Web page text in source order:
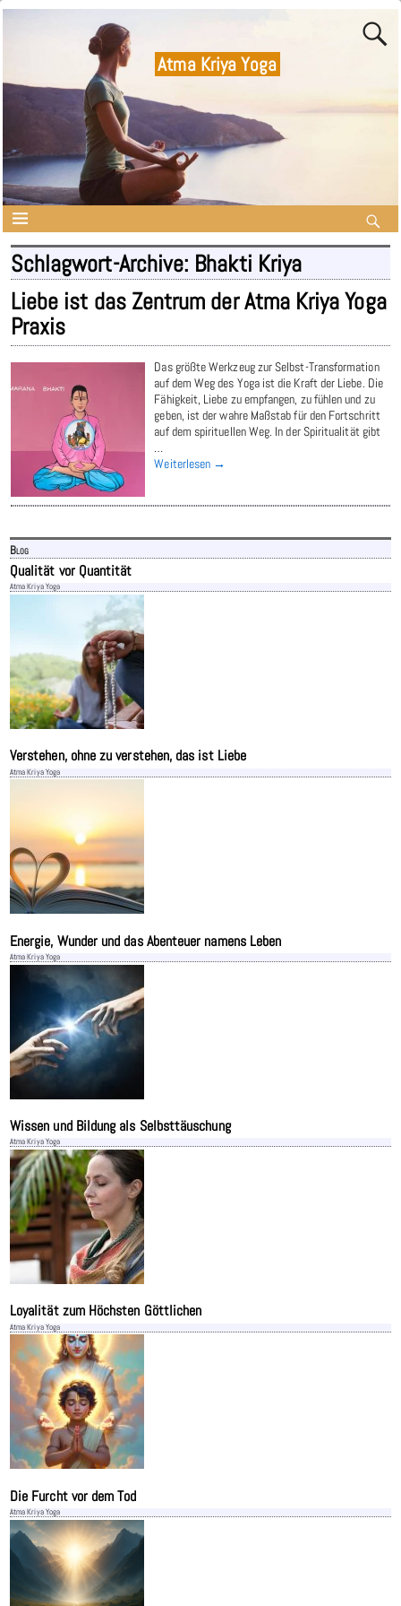
Atma Kriya Yoga
Schlagwort-Archive: Bhakti Kriya
Liebe ist das Zentrum der Atma Kriya Yoga
Praxis
Das größte Werkzeug zur Selbst-Transformation
auf dem Weg des Yoga ist die Kraft der Liebe. Die
Fähigkeit, Liebe zu empfangen, zu fühlen und zu
geben, ist der wahre Maßstab für den Fortschritt
auf dem spirituellen Weg. In der Spiritualität gibt
…
Weiterlesen →
Blog
Qualität vor Quantität
Atma Kriya Yoga
Verstehen, ohne zu verstehen, das ist Liebe
Atma Kriya Yoga
Energie, Wunder und das Abenteuer namens Leben
Atma Kriya Yoga
Wissen und Bildung als Selbsttäuschung
Atma Kriya Yoga
Loyalität zum Höchsten Göttlichen
Atma Kriya Yoga
Die Furcht vor dem Tod
Atma Kriya Yoga